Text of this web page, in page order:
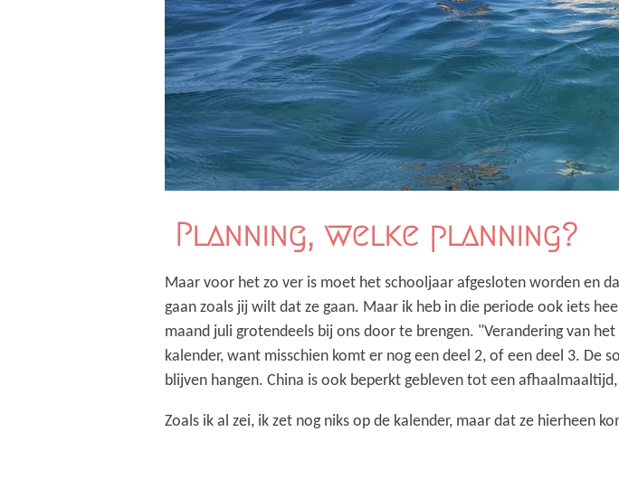
Planning, welke planning?
Maar voor het zo ver is moet het schooljaar afgesloten worden en
gaan zoals jij wilt dat ze gaan. Maar ik heb in die periode ook iets
maand juli grotendeels bij ons door te brengen. "Verandering van
kalender, want misschien komt er nog een deel 2, of een deel 3. De
blijven hangen. China is ook beperkt gebleven tot een
Zoals ik al zei, ik zet nog niks op de kalender, maar dat ze hierheen